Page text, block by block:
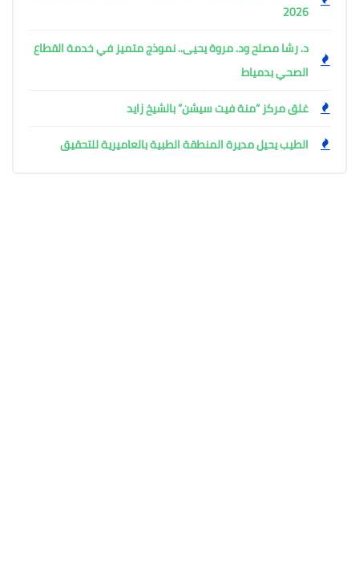
2026
د. رشا مصلح ود. مروة يحيى.. نموذج متميز في خدمة القطاع
الصحي بدمياط
غلق مركز “منة فيت سيشن” بالشيخ زايد
الطيب يحيل مديرة المنطقة الطبية بالعاميرية للتحقيق